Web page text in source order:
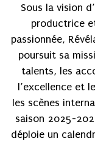
Sous la vision
productrice
passionnée,
poursuit sa
talents, les
l’excellence et
les scènes
saison 2025-
déploie un